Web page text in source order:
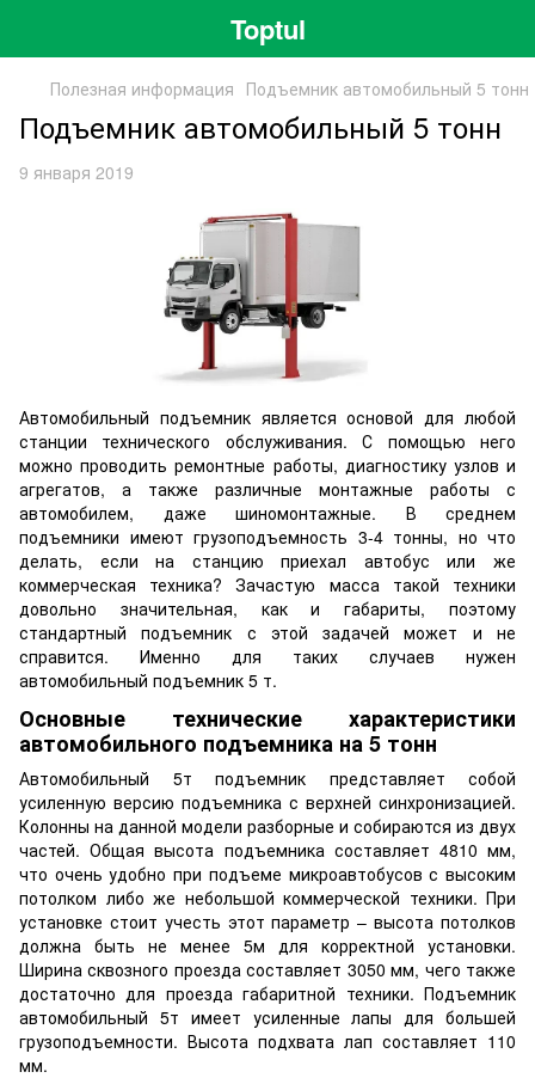
Toptul
Полезная информация Подъемник автомобильный 5 тонн
Подъемник автомобильный 5 тонн
9 января 2019
Автомобильный подъемник является основой для любой
станции технического обслуживания. С помощью него
можно проводить ремонтные работы, диагностику узлов и
агрегатов, а также различные монтажные работы с
автомобилем, даже шиномонтажные. В среднем
подъемники имеют грузоподъемность 3-4 тонны, но что
делать, если на станцию приехал автобус или же
коммерческая техника? Зачастую масса такой техники
довольно значительная, как и габариты, поэтому
стандартный подъемник с этой задачей может и не
справится. Именно для таких случаев нужен
автомобильный подъемник 5 т.
Основные технические характеристики
автомобильного подъемника на 5 тонн
Автомобильный 5т подъемник представляет собой
усиленную версию подъемника с верхней синхронизацией.
Колонны на данной модели разборные и собираются из двух
частей. Общая высота подъемника составляет 4810 мм,
что очень удобно при подъеме микроавтобусов с высоким
потолком либо же небольшой коммерческой техники. При
установке стоит учесть этот параметр – высота потолков
должна быть не менее 5м для корректной установки.
Ширина сквозного проезда составляет 3050 мм, чего также
достаточно для проезда габаритной техники. Подъемник
автомобильный 5т имеет усиленные лапы для большей
грузоподъемности. Высота подхвата лап составляет 110
мм.